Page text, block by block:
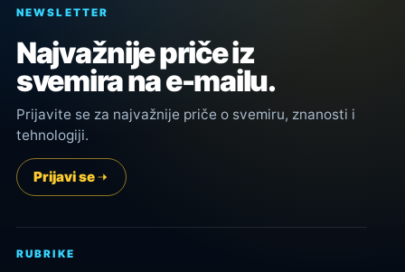
NEWSLETTER
Najvažnije priče iz
svemira na e-mailu.
Prijavite se za najvažnije priče o svemiru, znanosti i
tehnologiji.
Prijavi se
RUBRIKE